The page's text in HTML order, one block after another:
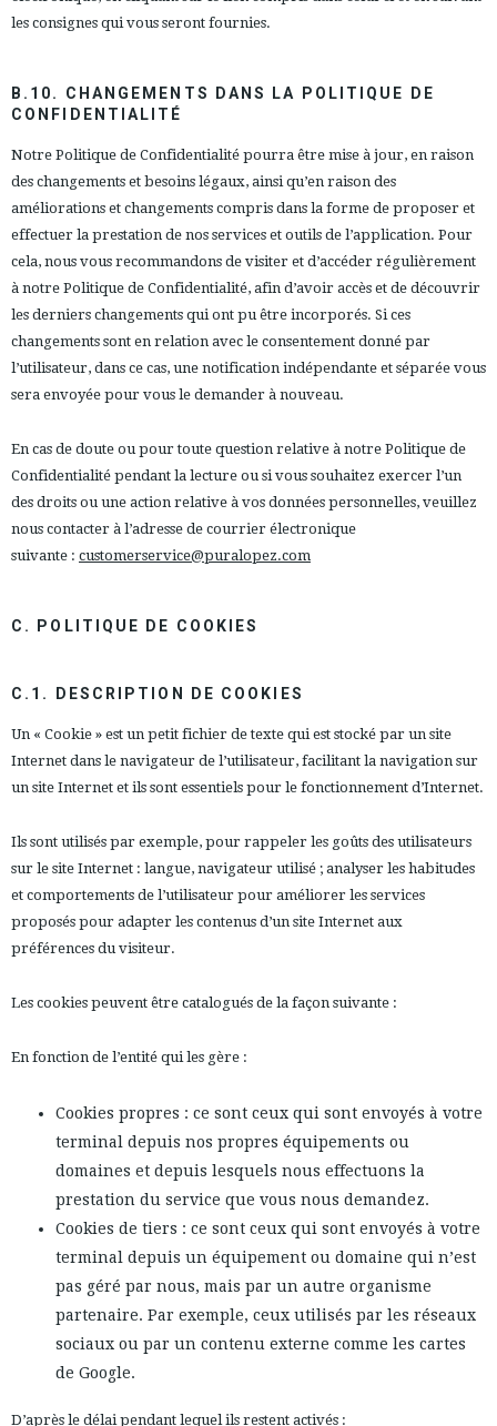
les consignes qui vous seront fournies.
B.10. CHANGEMENTS DANS LA POLITIQUE DE
CONFIDENTIALITÉ
Notre Politique de Confidentialité pourra être mise à jour, en raison
des changements et besoins légaux, ainsi qu’en raison des
améliorations et changements compris dans la forme de proposer et
effectuer la prestation de nos services et outils de l’application. Pour
cela, nous vous recommandons de visiter et d’accéder régulièrement
à notre Politique de Confidentialité, afin d’avoir accès et de découvrir
les derniers changements qui ont pu être incorporés. Si ces
changements sont en relation avec le consentement donné par
l’utilisateur, dans ce cas, une notification indépendante et séparée vous
sera envoyée pour vous le demander à nouveau.
En cas de doute ou pour toute question relative à notre Politique de
Confidentialité pendant la lecture ou si vous souhaitez exercer l’un
des droits ou une action relative à vos données personnelles, veuillez
nous contacter à l’adresse de courrier électronique
suivante : customerservice@puralopez.com
C. POLITIQUE DE COOKIES
C.1. DESCRIPTION DE COOKIES
Un « Cookie » est un petit fichier de texte qui est stocké par un site
Internet dans le navigateur de l’utilisateur, facilitant la navigation sur
un site Internet et ils sont essentiels pour le fonctionnement d’Internet.
Ils sont utilisés par exemple, pour rappeler les goûts des utilisateurs
sur le site Internet : langue, navigateur utilisé ; analyser les habitudes
et comportements de l’utilisateur pour améliorer les services
proposés pour adapter les contenus d’un site Internet aux
préférences du visiteur.
Les cookies peuvent être catalogués de la façon suivante :
En fonction de l’entité qui les gère :
Cookies propres : ce sont ceux qui sont envoyés à votre
terminal depuis nos propres équipements ou
domaines et depuis lesquels nous effectuons la
prestation du service que vous nous demandez.
Cookies de tiers : ce sont ceux qui sont envoyés à votre
terminal depuis un équipement ou domaine qui n’est
pas géré par nous, mais par un autre organisme
partenaire. Par exemple, ceux utilisés par les réseaux
sociaux ou par un contenu externe comme les cartes
de Google.
D’après le délai pendant lequel ils restent activés :